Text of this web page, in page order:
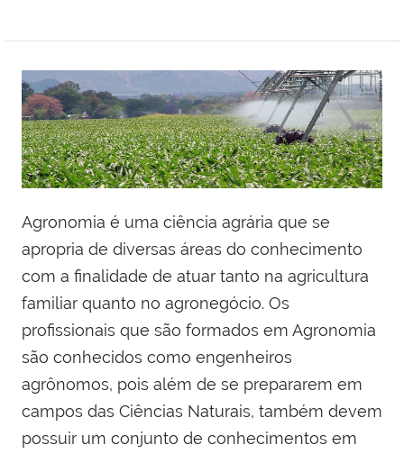
Agronomia é uma ciência agrária que se
apropria de diversas áreas do conhecimento
com a finalidade de atuar tanto na agricultura
familiar quanto no agronegócio. Os
profissionais que são formados em Agronomia
são conhecidos como engenheiros
agrônomos, pois além de se prepararem em
campos das Ciências Naturais, também devem
possuir um conjunto de conhecimentos em